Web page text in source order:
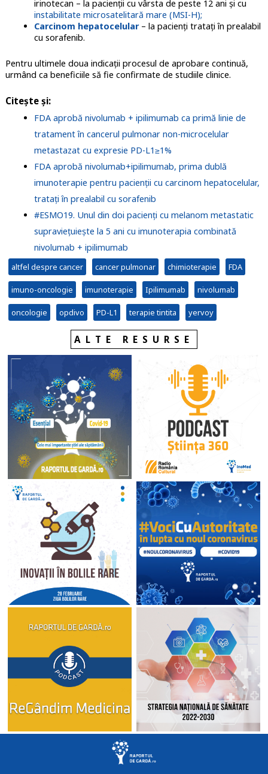
irinotecan – la pacienții cu vârsta de peste 12 ani și cu
instabilitate microsatelitară mare (MSI-H);
Carcinom hepatocelular– la pacienți tratați în prealabil
cu sorafenib.
Pentru ultimele doua indicații procesul de aprobare continuă,
urmând ca beneficiile să fie confirmate de studiile clinice.
Citește și:
FDA aprobă nivolumab + ipilimumab ca primă linie de
tratament în cancerul pulmonar non-microcelular
metastazat cu expresie PD-L1≥1%
FDA aprobă nivolumab+ipilimumab, prima dublă
imunoterapie pentru pacienții cu carcinom hepatocelular,
tratați în prealabil cu sorafenib
#ESMO19. Unul din doi pacienţi cu melanom metastatic
supraviețuiește la 5 ani cu imunoterapia combinată
nivolumab + ipilimumab
altfel despre cancer cancer pulmonar chimioterapie FDA
imuno-oncologie imunoterapie Ipilimumab nivolumab
oncologie opdivo PD-L1 terapie tintita yervoy
ALTE RESURSE